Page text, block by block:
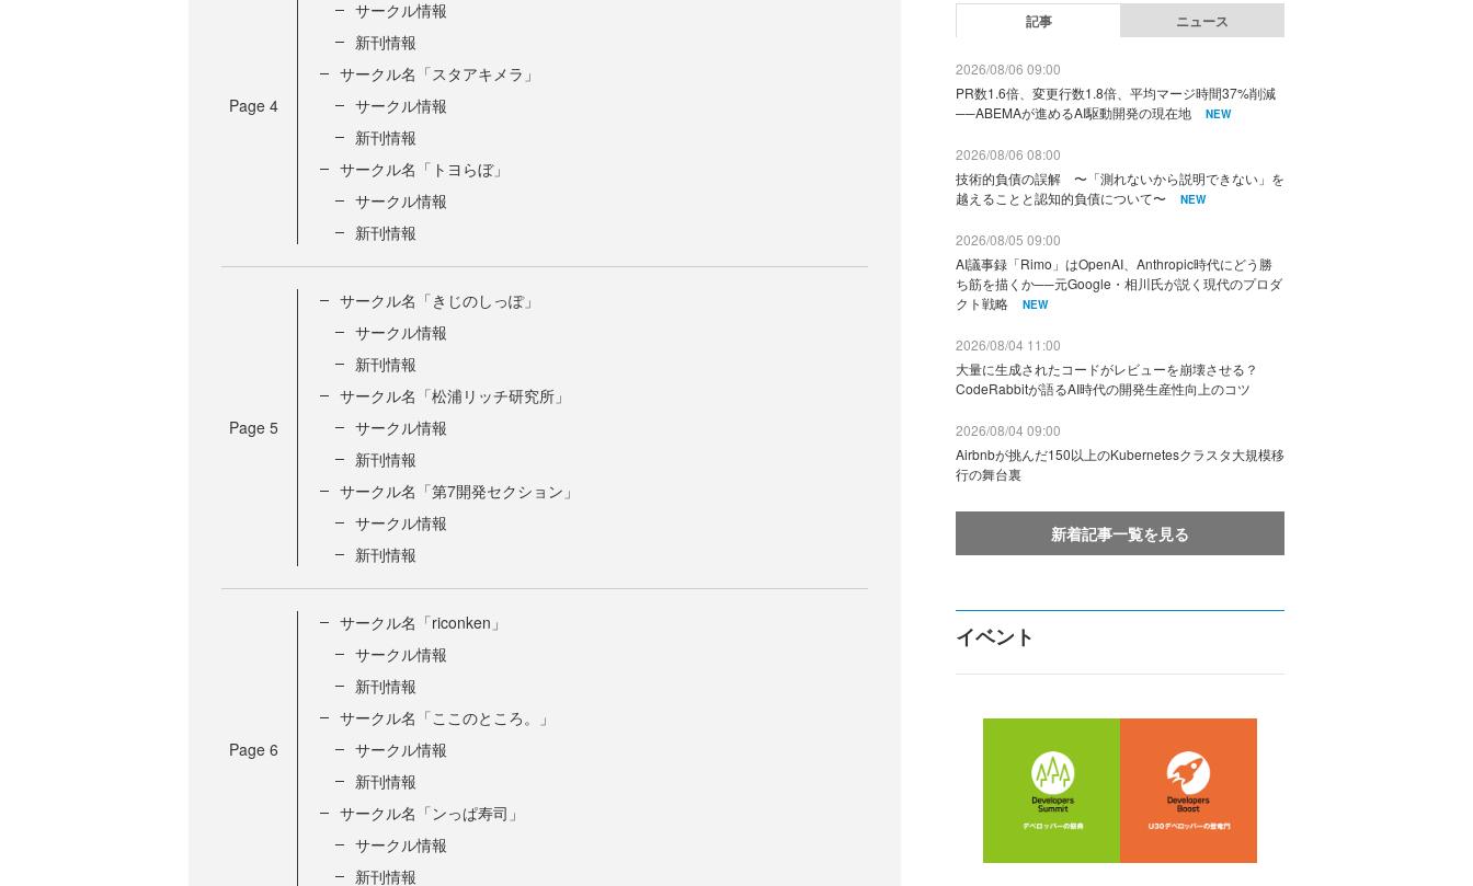
Page 4
サークル情報
新刊情報
サークル名「スタアキメラ」
サークル情報
新刊情報
サークル名「トヨらぼ」
サークル情報
新刊情報
Page 5
サークル名「きじのしっぽ」
サークル情報
新刊情報
サークル名「松浦リッチ研究所」
サークル情報
新刊情報
サークル名「第7開発セクション」
サークル情報
新刊情報
Page 6
サークル名「riconken」
サークル情報
新刊情報
サークル名「ここのところ。」
サークル情報
新刊情報
サークル名「ンっぱ寿司」
サークル情報
新刊情報
記事 ニュース
2026/08/06 09:00
PR数1.6倍、変更行数1.8倍、平均マージ時間37%削減
──ABEMAが進めるAI駆動開発の現在地
NEW
2026/08/06 08:00
技術的負債の誤解 〜「測れないから説明できない」を
越えることと認知的負債について〜
NEW
2026/08/05 09:00
AI議事録「Rimo」はOpenAI、Anthropic時代にどう勝
ち筋を描くか──元Google・相川氏が説く現代のプロダ
クト戦略
NEW
2026/08/04 11:00
大量に生成されたコードがレビューを崩壊させる？
CodeRabbitが語るAI時代の開発生産性向上のコツ
2026/08/04 09:00
Airbnbが挑んだ150以上のKubernetesクラスタ大規模移
行の舞台裏
新着記事一覧を見る
イベント